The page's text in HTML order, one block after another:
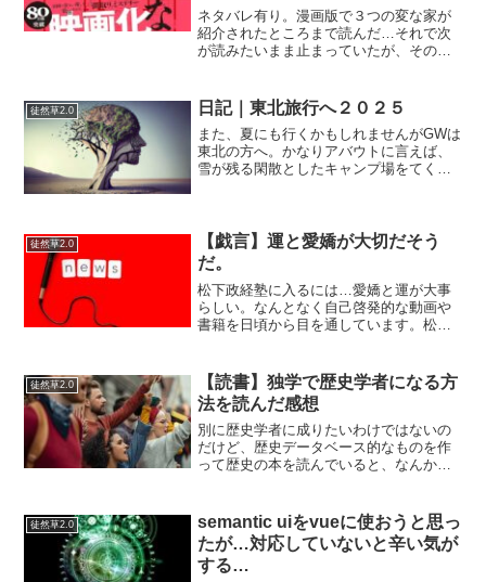
ネタバレ有り。漫画版で３つの変な家が
紹介されたところまで読んだ…それで次
が読みたいまま止まっていたが、その後
た。もう少しそのへんの話をさっぱりし
た話にして、サクっと終わ...
徒然草2.0 日記｜東北旅行へ２０２５
また、夏にも行くかもしれませんがGWは
東北の方へ。かなりアバウトに言えば、
雪が残る閑散としたキャンプ場をてくて
て、まだ今日も１日家でゆ...
徒然草2.0
【戯言】運と愛嬌が大切だそう
だ。
松下政経塾に入るには…愛嬌と運が大事
らしい。なんとなく自己啓発的な動画や
書籍を日頃から目を通しています。松下
で気になった。愛嬌？ないなー、いや松
下政経塾には入らないし、...
徒然草2.0
【読書】独学で歴史学者になる方
法を読んだ感想
別に歴史学者に成りたいわけではないの
だけど、歴史データベース的なものを作
って歴史の本を読んでいると、なんかこ
立たないか？」という視点を持っていた
ほうがいいだろうというこ...
徒然草2.0
semantic uiをvueに使おうと思っ
たが…対応していないと辛い気が
する…